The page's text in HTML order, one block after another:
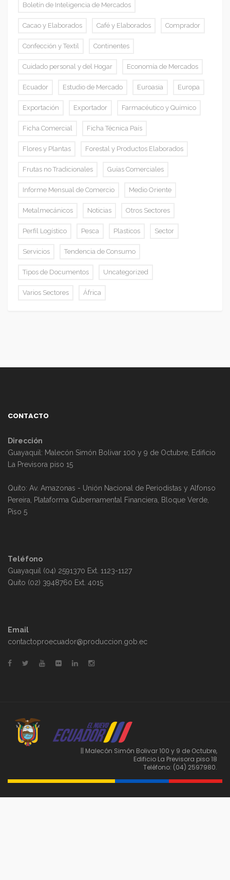
Boletín de Inteligencia de Mercados
Cacao y Elaborados Café y Elaborados Comprador
Confección y Textil Continentes
Cuidado personal y del Hogar Economía de Mercados
Ecuador Estudio de Mercado Euroasia Europa
Exportación Exportador Farmacéutico y Químico
Ficha Comercial Ficha Técnica País
Flores y Plantas Forestal y Productos Elaborados
Frutas no Tradicionales Guías Comerciales
Informe Mensual de Comercio Medio Oriente
Metalmecánicos Noticias Otros Sectores
Perfil Logístico Pesca Plasticos Sector
Servicios Tendencia de Consumo
Tipos de Documentos Uncategorized
Varios Sectores África
CONTACTO
Dirección
Guayaquil: Malecón Simón Bolivar 100 y 9 de Octubre, Edificio
La Previsora piso 15
Quito: Av. Amazonas - Unión Nacional de Periodistas y Alfonso
Pereira, Plataforma Gubernamental Financiera, Bloque Verde,
Piso 5
Teléfono
Guayaquil (04) 2591370 Ext. 1123-1127
Quito (02) 3948760 Ext. 4015
Email
contactoproecuador@produccion.gob.ec
|| Malecón Simón Bolivar 100 y 9 de Octubre,
Edificio La Previsora piso 18
Teléfono: (04) 2597980.